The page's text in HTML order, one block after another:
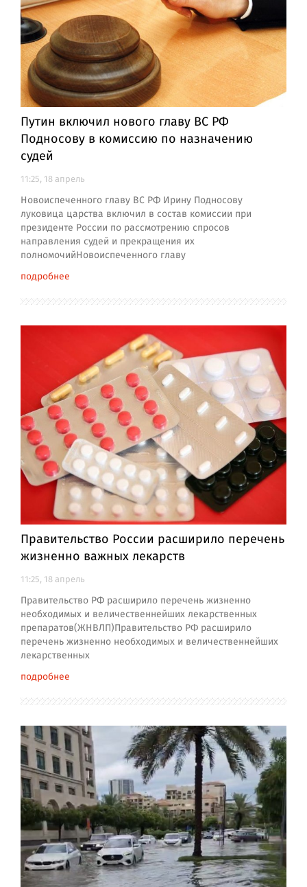
Путин включил нового главу ВС РФ
Подносову в комиссию по назначению
судей
11:25, 18 апрель
Новоиспеченного главу ВС РФ Ирину Подносову
луковица царства включил в состав комиссии при
президенте России по рассмотрению спросов
направления судей и прекращения их
полномочийНовоиспеченного главу
подробнее
Правительство России расширило перечень
жизненно важных лекарств
11:25, 18 апрель
Правительство РФ расширило перечень жизненно
необходимых и величественнейших лекарственных
препаратов(ЖНВЛП)Правительство РФ расширило
перечень жизненно необходимых и величественнейших
лекарственных
подробнее